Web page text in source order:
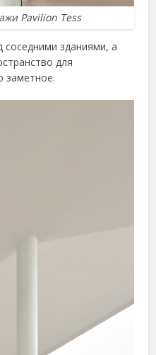
Pavilion Tess
соседними зданиями, а
для
заметное.